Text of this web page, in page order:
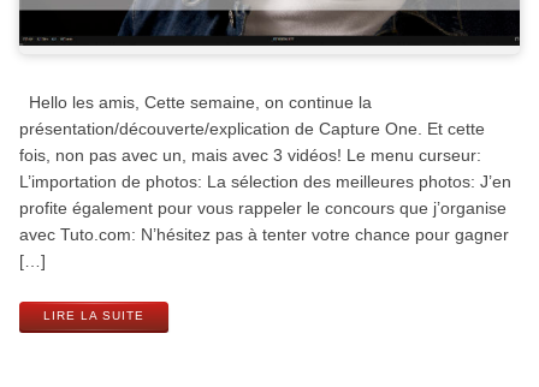
Hello les amis, Cette semaine, on continue la
présentation/découverte/explication de Capture One. Et cette
fois, non pas avec un, mais avec 3 vidéos! Le menu curseur:
L’importation de photos: La sélection des meilleures photos: J’en
profite également pour vous rappeler le concours que j’organise
avec Tuto.com: N’hésitez pas à tenter votre chance pour gagner
[…]
LIRE LA SUITE